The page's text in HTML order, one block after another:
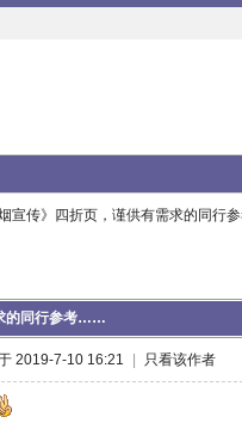
宣传》四折页，谨供有需求的同行
的同行参考……
2019-7-10 16:21 只看该作者